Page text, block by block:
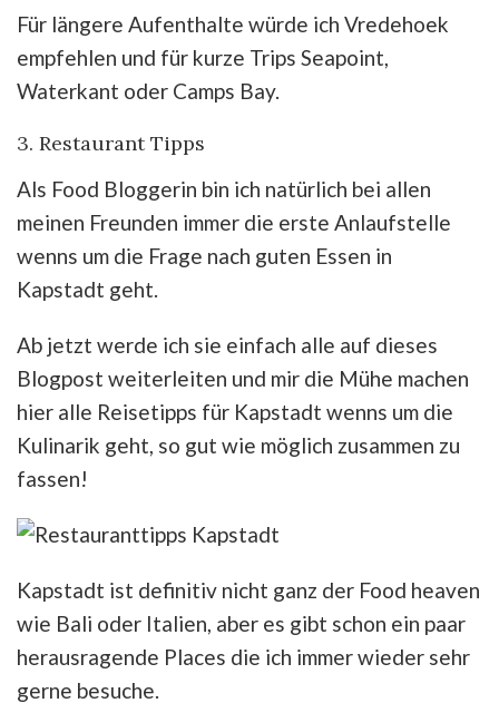
Für längere Aufenthalte würde ich Vredehoek
empfehlen und für kurze Trips Seapoint,
Waterkant oder Camps Bay.
3. Restaurant Tipps
Als Food Bloggerin bin ich natürlich bei allen
meinen Freunden immer die erste Anlaufstelle
wenns um die Frage nach guten Essen in
Kapstadt geht.
Ab jetzt werde ich sie einfach alle auf dieses
Blogpost weiterleiten und mir die Mühe machen
hier alle Reisetipps für Kapstadt wenns um die
Kulinarik geht, so gut wie möglich zusammen zu
fassen!
Kapstadt ist definitiv nicht ganz der Food heaven
wie Bali oder Italien, aber es gibt schon ein paar
herausragende Places die ich immer wieder sehr
gerne besuche.